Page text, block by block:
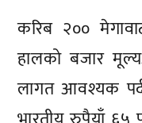
करिब २००
हालको बजार
लागत आवश्यक